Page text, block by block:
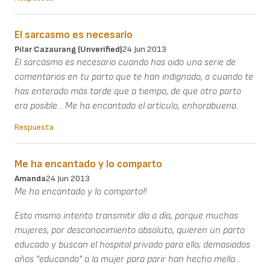
El sarcasmo es necesario
Pilar Cazaurang (unverified)24 Jun 2013
El sarcasmo es necesario cuando has oido una serie de
comentarios en tu parto que te han indignado, o cuando te
has enterado más tarde que a tiempo, de que otro parto
era posible... Me ha encantado el artículo, enhorabuena.
Respuesta
Me ha encantado y lo comparto
Amanda24 Jun 2013
Me ha encantado y lo comparto!!
Esto mismo intento transmitir día a día, porque muchas
mujeres, por desconocimiento absoluto, quieren un parto
educado y buscan el hospital privado para ello; demasiados
años "educando" a la mujer para parir han hecho mella...